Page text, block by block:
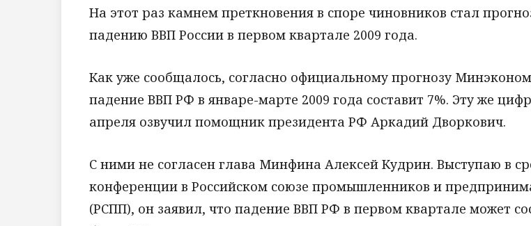
На этот раз камнем преткновения в споре чиновников стал
падению ВВП России в первом квартале 2009 года.
Как уже сообщалось, согласно официальному прогнозу
падение ВВП РФ в январе-марте 2009 года составит 7%. Эту же
апреля озвучил помощник президента РФ Аркадий Дворкович.
С ними не согласен глава Минфина Алексей Кудрин. Выступаю в
конференции в Российском союзе промышленников и
(РСПП), он заявил, что падение ВВП РФ в первом квартале может